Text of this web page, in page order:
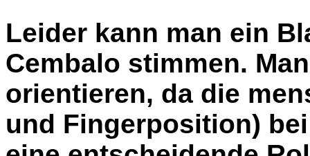
Leider kann man ein
Cembalo stimmen.
orientieren, da die
und Fingerposition)